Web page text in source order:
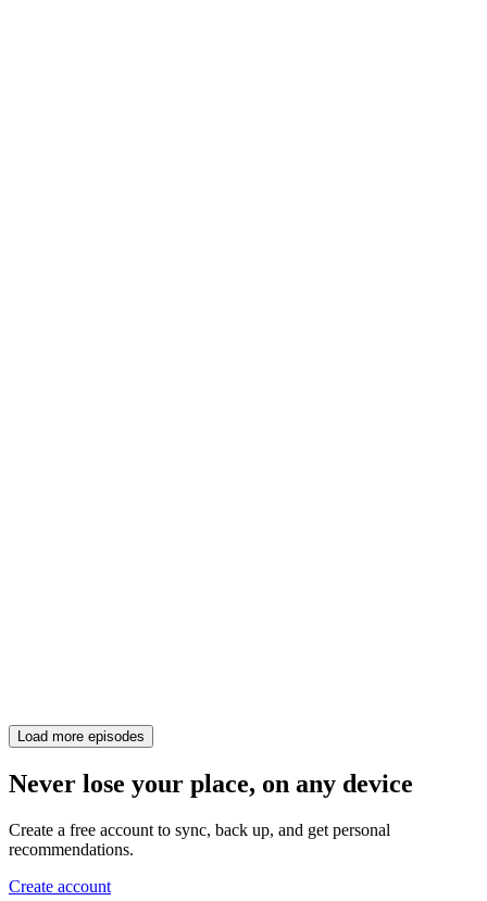
Load more episodes
Never lose your place, on any device
Create a free account to sync, back up, and get personal
recommendations.
Create account